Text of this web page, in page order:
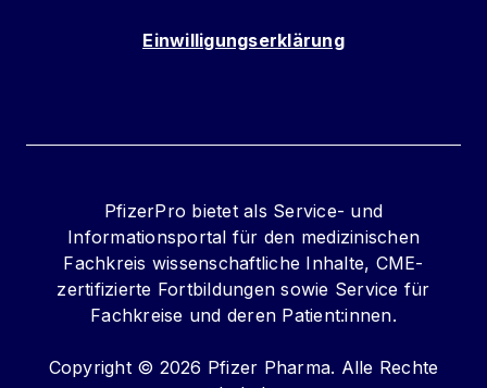
Einwilligungserklärung
PfizerPro bietet als Service- und
Informationsportal für den medizinischen
Fachkreis wissenschaftliche Inhalte, CME-
zertifizierte Fortbildungen sowie Service für
Fachkreise und deren Patient:innen.
Copyright © 2026 Pfizer Pharma. Alle Rechte